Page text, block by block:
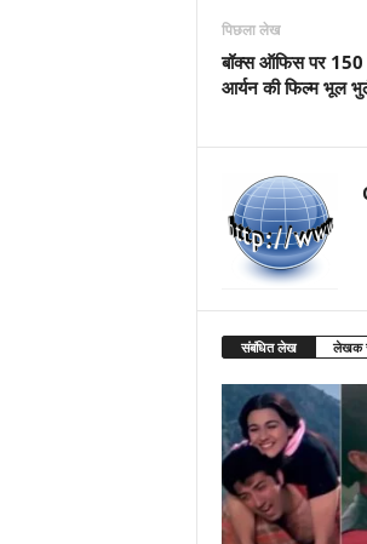
पिछला लेख
बॉक्स ऑफिस पर 150
आर्यन की फिल्म भूल
संबंधित लेख लेखक